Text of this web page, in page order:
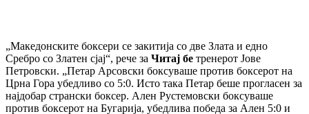
„Македонските боксери се закитија со две Злата и едно
Сребро со Златен сјај“, рече за Читај бе тренерот Јове
Петровски. „Петар Арсовски боксуваше против боксерот на
Црна Гора убедливо со 5:0. Исто така Петар беше прогласен за
најдобар странски боксер. Ален Рустемовски боксуваше
против боксерот на Бугарија, убедлива победа за Ален 5:0 и